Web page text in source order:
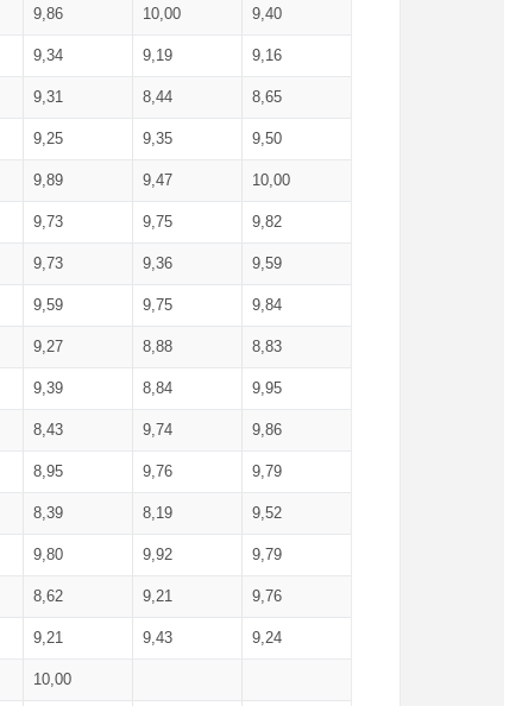
9,86 10,00 9,40
9,34 9,19 9,16
9,31 8,44 8,65
9,25 9,35 9,50
9,89 9,47 10,00
9,73 9,75 9,82
9,73 9,36 9,59
9,59 9,75 9,84
9,27 8,88 8,83
9,39 8,84 9,95
8,43 9,74 9,86
8,95 9,76 9,79
8,39 8,19 9,52
9,80 9,92 9,79
8,62 9,21 9,76
9,21 9,43 9,24
10,00